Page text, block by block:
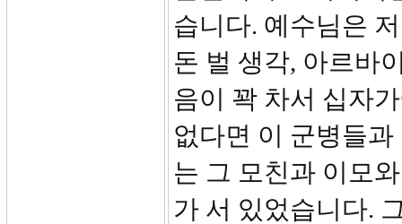
습니다. 예수님은
돈 벌 생각, 아르바
음이 꽉 차서 십자
없다면 이 군병들
는 그 모친과 이모
가 서 있었습니다.